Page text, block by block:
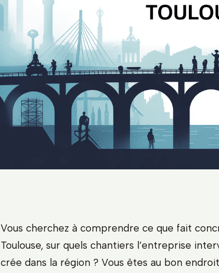
Vous cherchez à comprendre ce que fait
Toulouse, sur quels chantiers l’entreprise
crée dans la région ? Vous êtes au bon